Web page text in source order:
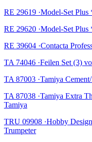
RE 29619 ·Model-Set
RE 29620 ·Model-Set
RE 39604 ·Contacta
TA 74046 ·Feilen Set (3)
TA 87003 ·Tamiya
TA 87038 ·Tamiya Extra
Tamiya
TRU 09908 ·Hobby
Trumpeter